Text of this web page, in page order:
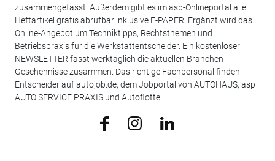
zusammengefasst. Außerdem gibt es im asp-Onlineportal alle
Heftartikel gratis abrufbar inklusive E-PAPER. Ergänzt wird das
Online-Angebot um Techniktipps, Rechtsthemen und
Betriebspraxis für die Werkstattentscheider. Ein kostenloser
NEWSLETTER fasst werktäglich die aktuellen Branchen-
Geschehnisse zusammen. Das richtige Fachpersonal finden
Entscheider auf autojob.de, dem Jobportal von AUTOHAUS, asp
AUTO SERVICE PRAXIS und Autoflotte.